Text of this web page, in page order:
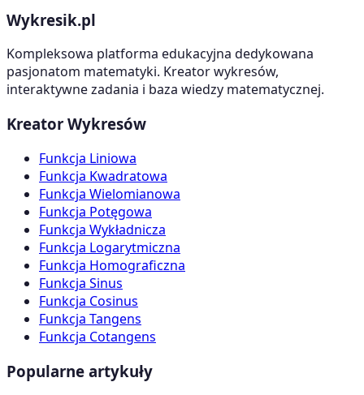
Wykresik.pl
Kompleksowa platforma edukacyjna dedykowana
pasjonatom matematyki. Kreator wykresów,
interaktywne zadania i baza wiedzy matematycznej.
Kreator Wykresów
Funkcja Liniowa
Funkcja Kwadratowa
Funkcja Wielomianowa
Funkcja Potęgowa
Funkcja Wykładnicza
Funkcja Logarytmiczna
Funkcja Homograficzna
Funkcja Sinus
Funkcja Cosinus
Funkcja Tangens
Funkcja Cotangens
Popularne artykuły